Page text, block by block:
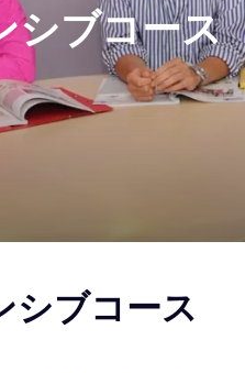
シブコース
シブコース